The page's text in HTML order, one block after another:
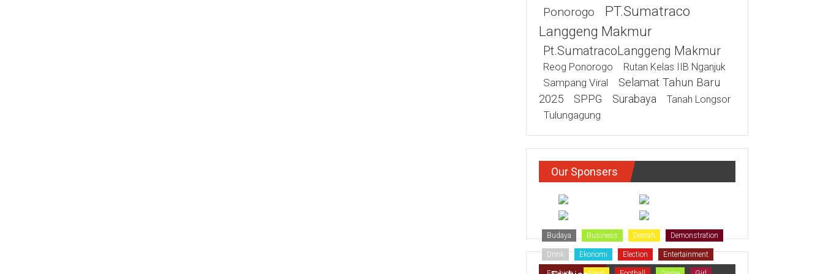
Ponorogo
PT.Sumatraco
Langgeng Makmur
Pt.SumatracoLanggeng Makmur
Reog Ponorogo Rutan Kelas IIB Nganjuk
Sampang Viral
Selamat Tahun Baru
2025
SPPG Surabaya Tanah Longsor
Tulungagung
Our Sponsers
Budaya Business Dearah Demonstration
Drink Ekonomi Election Entertainment